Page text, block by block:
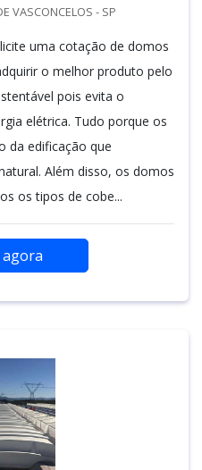
VASCONCELOS - SP
uma cotação de domos
o melhor produto pelo
pois evita o
elétrica. Tudo porque os
da edificação que
Além disso, os domos
os tipos de cobe...